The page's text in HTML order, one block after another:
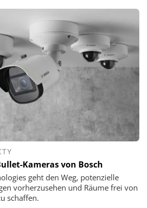
Kameras von Bosch
geht den Weg, potenzielle
vorherzusehen und Räume frei von
schaffen.